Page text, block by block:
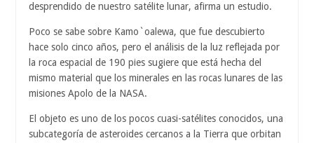
desprendido de nuestro satélite lunar, afirma un estudio.
Poco se sabe sobre Kamo`oalewa, que fue descubierto
hace solo cinco años, pero el análisis de la luz reflejada por
la roca espacial de 190 pies sugiere que está hecha del
mismo material que los minerales en las rocas lunares de las
misiones Apolo de la NASA.
El objeto es uno de los pocos cuasi-satélites conocidos, una
subcategoría de asteroides cercanos a la Tierra que orbitan